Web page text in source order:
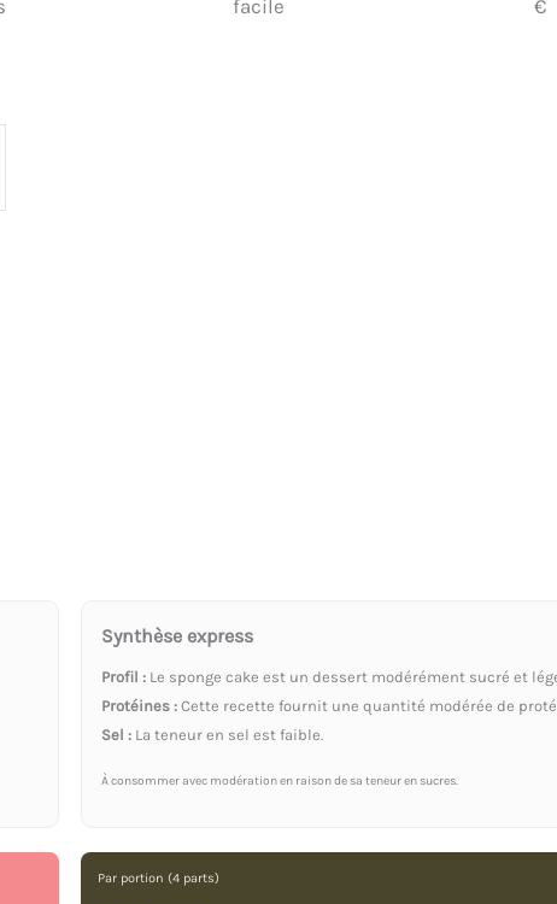
facile €
Synthèse express
Profil : Le sponge cake est un dessert modérément sucré et
Protéines : Cette recette fournit une quantité modérée de
Sel : La teneur en sel est faible.
À consommer avec modération en raison de sa teneur en sucres.
Par portion (4 parts)